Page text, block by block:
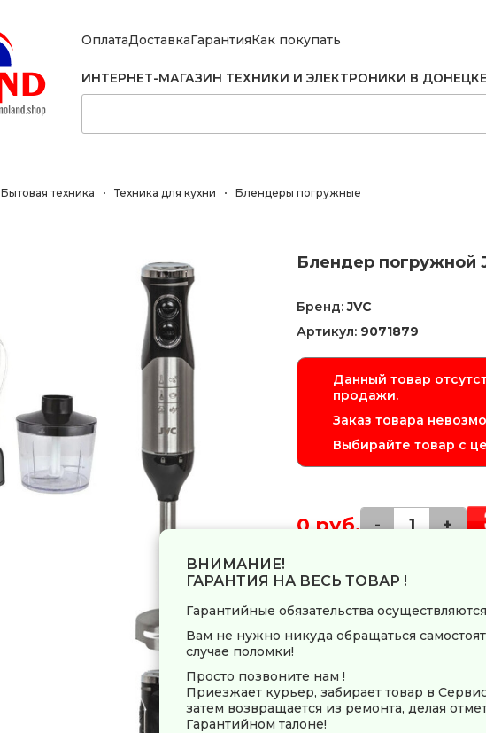
ОплатаДоставкаГарантияКак покупать
ИНТЕРНЕТ-МАГАЗИН ТЕХНИКИ И ЭЛЕКТРОНИКИ В ДОНЕЦКЕ
Бытовая техника Техника для кухни Блендеры погружные
Блендер погружной
Бренд:JVC
Артикул: 9071879
Данный товар
продажи.
Заказ товара
Выбирайте товар с
0 руб. - +
Блендер JVC JK-HB5016 –
смешать или измельчить
ножами из нержавеющей
также входят насадки для
500 мл и мерный стакан
корпус и ножка прибора
Заводские данные
ВНИМАНИЕ!
ГАРАНТИЯ НА ВЕСЬ ТОВАР !
Гарантийные обязательства
Вам не нужно никуда обращаться
случае поломки!
Просто позвоните нам !
Приезжает курьер, забирает товар в
затем возвращается из ремонта, делая
Гарантийном талоне!